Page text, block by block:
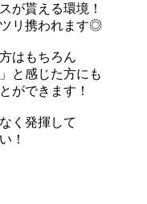
が貰える環境！
リ携われます◎
はもちろん
と感じた方にも
ができます！
く発揮して
！